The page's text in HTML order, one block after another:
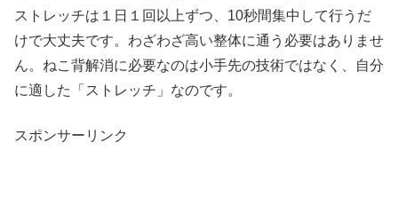
ストレッチは１日１回以上ずつ、10秒間集中して行うだ
けで大丈夫です。わざわざ高い整体に通う必要はありませ
ん。ねこ背解消に必要なのは小手先の技術ではなく、自分
に適した「ストレッチ」なのです。
スポンサーリンク